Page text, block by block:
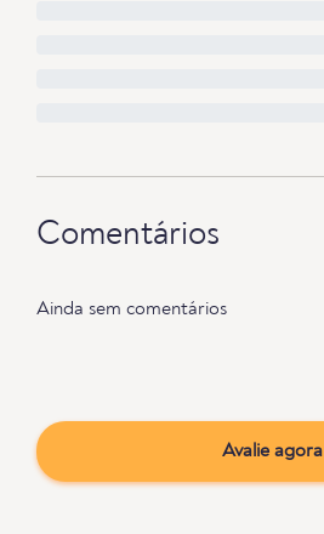
Comentários
Ainda sem comentários
Avalie agora